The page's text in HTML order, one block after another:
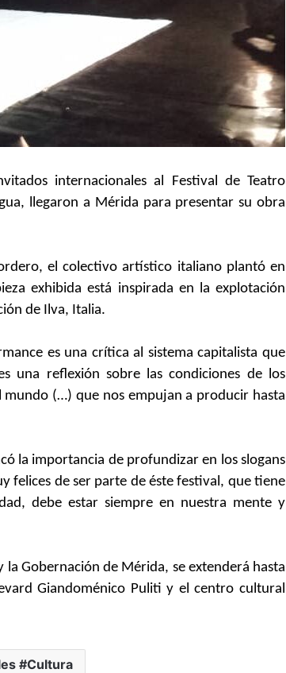
internacionales al Festival de Teatro
llegaron a Mérida para presentar su obra
el colectivo artístico italiano plantó en
exhibida está inspirada en la explotación
de Ilva, Italia.
es una crítica al sistema capitalista que
una reflexión sobre las condiciones de los
(…) que nos empujan a producir hasta
la importancia de profundizar en los slogans
felices de ser parte de éste festival, que tiene
debe estar siempre en nuestra mente y
Gobernación de Mérida, se extenderá hasta
Giandoménico Puliti y el centro cultural
#Cultura